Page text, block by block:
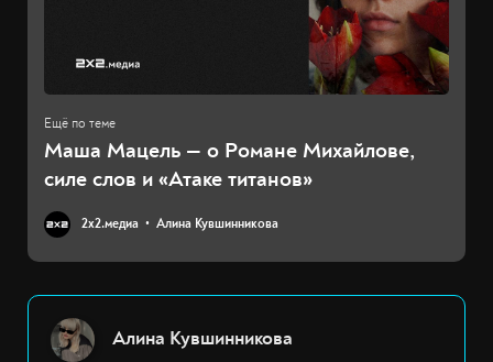
Маша Мацель — о Романе Михайлове,
силе слов и «Атаке титанов»
2х2.медиа Алина Кувшинникова
Алина Кувшинникова